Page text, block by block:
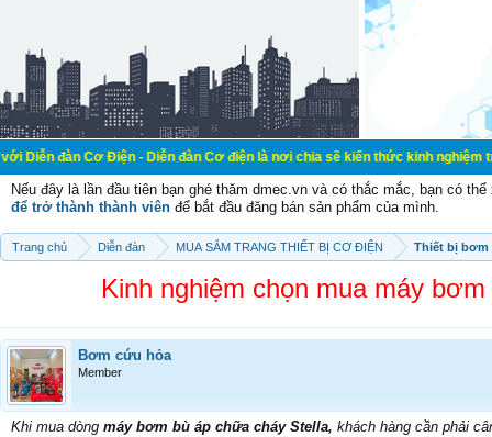
- Diễn đàn Cơ điện là nơi chia sẽ kiến thức kinh nghiệm trong lãnh
Nếu đây là lần đầu tiên bạn ghé thăm dmec.vn và có thắc mắc, bạn có
để trở thành thành viên để bắt đầu đăng bán sản phẩm của mình.
Trang chủ Diễn đàn MUA SẮM TRANG THIẾT BỊ CƠ ĐIỆN Thiết bị bơm
Kinh nghiệm chọn mua máy
Bơm cứu hỏa
Member
Khi mua dòng máy bơm bù áp chữa cháy Stella, khách hàng cần phải